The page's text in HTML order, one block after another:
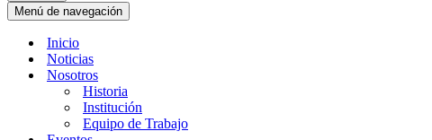
Menú de navegación
Inicio
Noticias
Nosotros
Historia
Institución
Equipo de Trabajo